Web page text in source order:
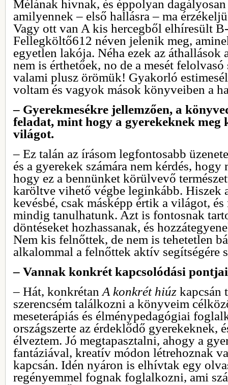
Mélának hívnak, és éppolyan
amilyennek – első hallásra – ma
Vagy ott van A kis hercegből elhíresült
Fellegköltő612 néven jelenik meg,
egyetlen lakója. Néha ezek az áthallások
nem is érthetőek, no de a mesét
valami plusz örömük! Gyakorló
voltam és vagyok mások könyveiben a
– Gyerekmesékre jellemzően, a
feladat, mint hogy a gyerekeknek meg
világot.
– Ez talán az írásom legfontosabb
és a gyerekek számára nem kérdés,
hogy ez a bennünket körülvevő
karöltve vihető végbe leginkább. Hiszek
kevésbé, csak másképp értik a világot,
mindig tanulhatunk. Azt is fontosnak
döntéseket hozhassanak, és
Nem kis felnőttek, de nem is tehetetlen
alkalommal a felnőttek aktív segítségére
– Vannak konkrét kapcsolódási
– Hát, konkrétan A konkrét hiúz kapcsán
szerencsém találkozni a könyveim
meseterápiás és élménypedagógiai
országszerte az érdeklődő gyerekeknek,
élveztem. Jó megtapasztalni, ahogy a
fantáziával, kreatív módon létrehoznak
kapcsán. Idén nyáron is elhívtak egy
regényemmel fognak foglalkozni, ami